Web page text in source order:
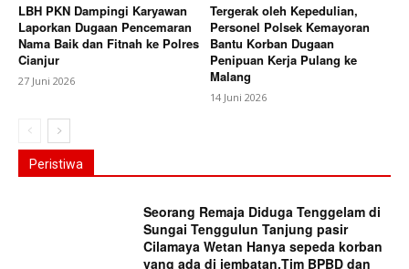
LBH PKN Dampingi Karyawan
Laporkan Dugaan Pencemaran
Nama Baik dan Fitnah ke Polres
Cianjur
27 Juni 2026
Tergerak oleh Kepedulian,
Personel Polsek Kemayoran
Bantu Korban Dugaan
Penipuan Kerja Pulang ke
Malang
14 Juni 2026
Peristiwa
Seorang Remaja Diduga Tenggelam di
Sungai Tenggulun Tanjung pasir
Cilamaya Wetan Hanya sepeda korban
yang ada di jembatan,Tim BPBD dan